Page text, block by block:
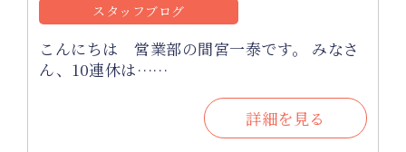
スタッフブログ
こんにちは 営業部の間宮一泰です。 みなさ
ん、10連休は……
詳細を見る